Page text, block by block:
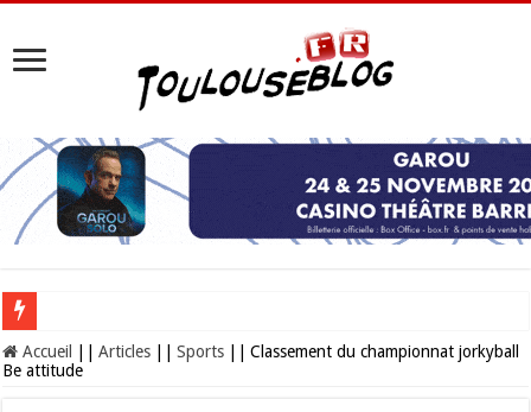
Les Nocturnes de la Cité de l’espace 2026 : l’événement incontournable de
Accueil Articles Sports
Classement du championnat jorkyball
Be attitude